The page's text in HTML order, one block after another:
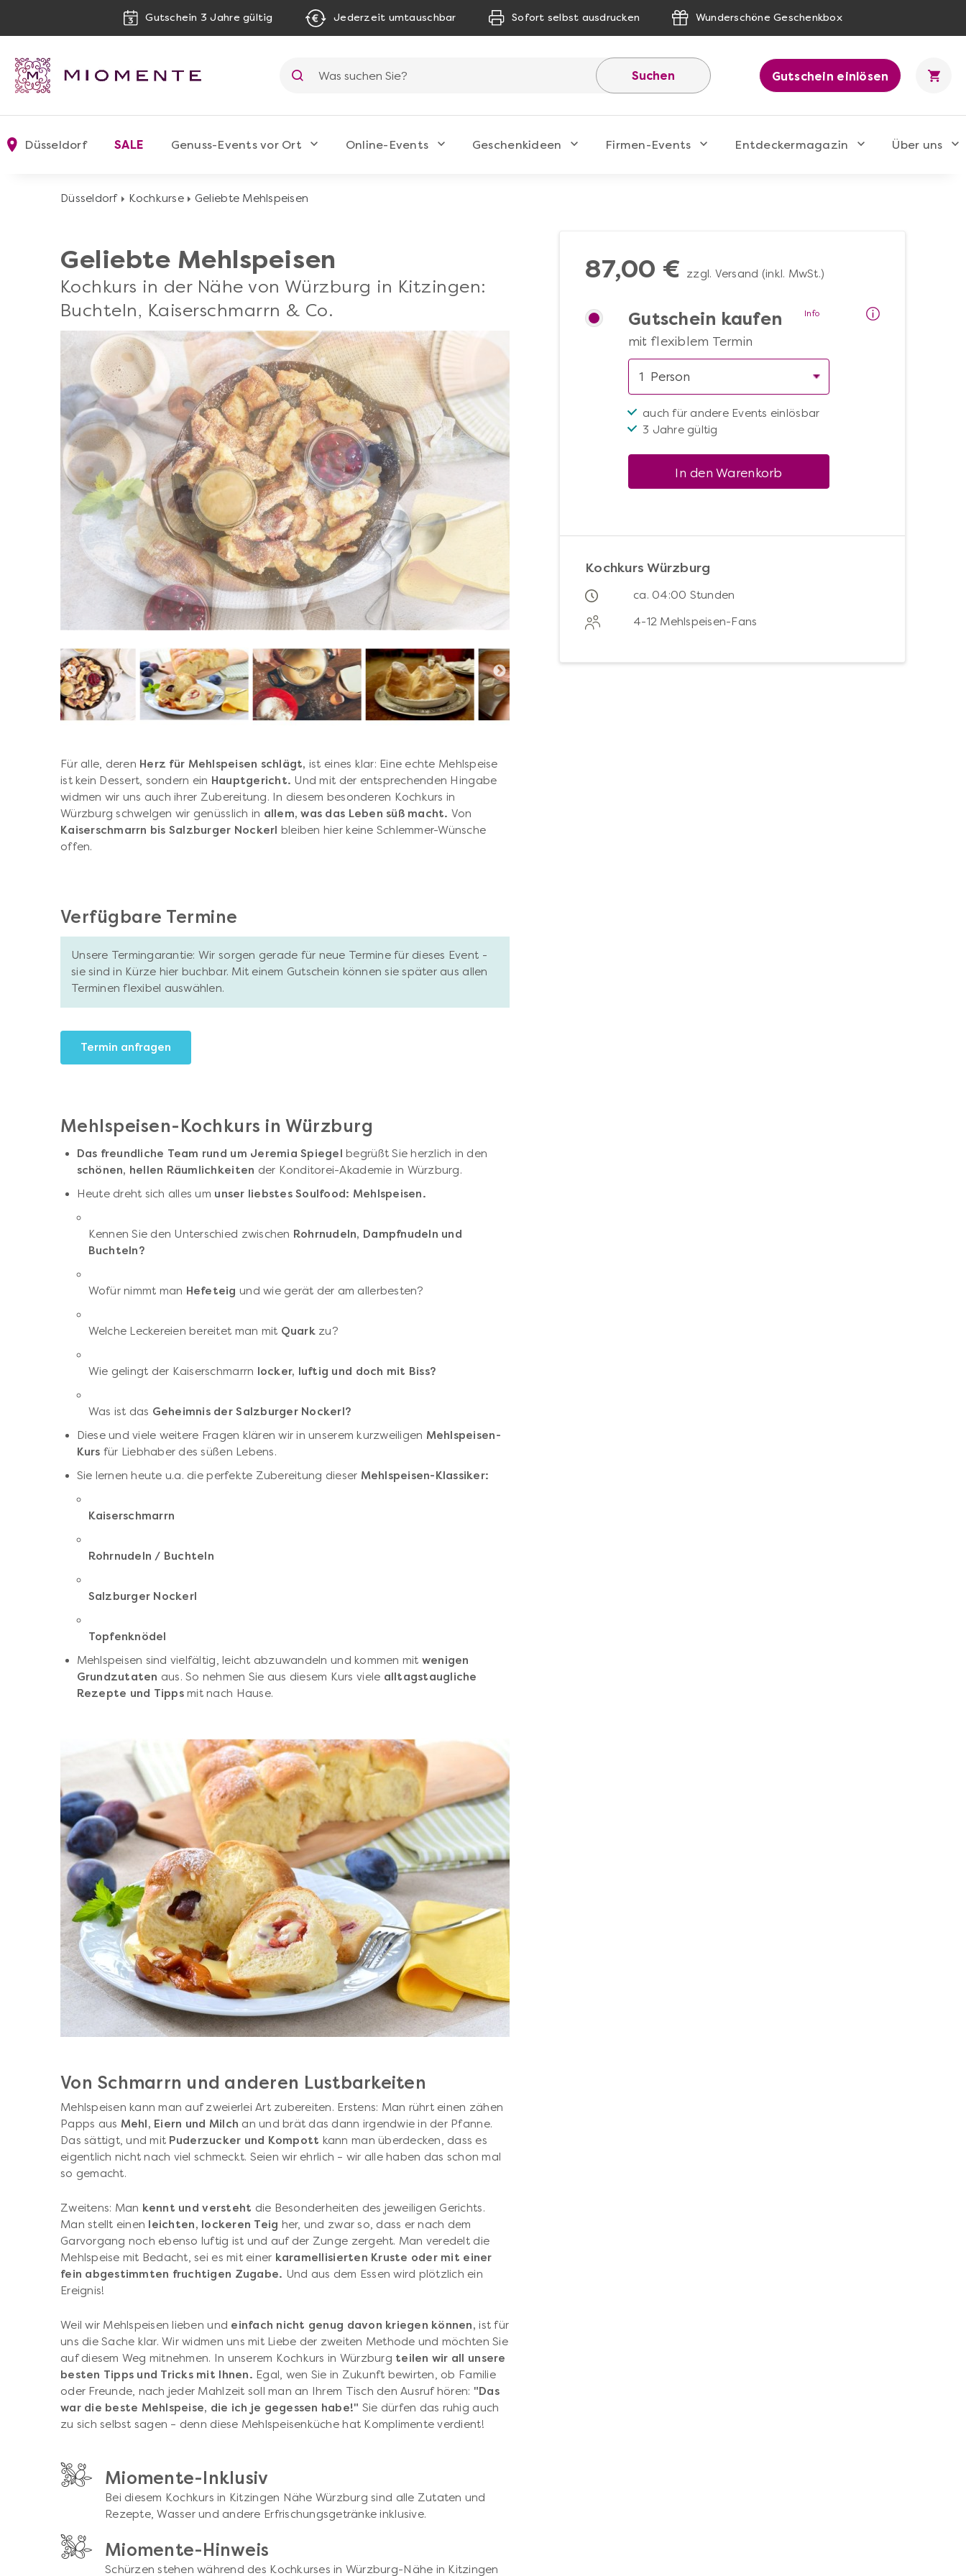
Gutschein 3 Jahre gültig Jederzeit umtauschbar Sofort selbst ausdrucken Wunderschöne Geschenkbox
Suchen Gutschein einlösen
Düsseldorf SALE Genuss-Events vor Ort Online-Events Geschenkideen Firmen-Events Entdeckermagazin Über uns
Düsseldorf Kochkurse Geliebte Mehlspeisen
Geliebte Mehlspeisen
Kochkurs in der Nähe von Würzburg in Kitzingen:
Buchteln, Kaiserschmarrn & Co.
Für alle, deren Herz für Mehlspeisen schlägt, ist eines klar: Eine echte Mehlspeise
ist kein Dessert, sondern ein Hauptgericht. Und mit der entsprechenden Hingabe
widmen wir uns auch ihrer Zubereitung. In diesem besonderen Kochkurs in
Würzburg schwelgen wir genüsslich in allem, was das Leben süß macht. Von
Kaiserschmarrn bis Salzburger Nockerl bleiben hier keine Schlemmer-Wünsche
offen.
Verfügbare Termine
Unsere Termingarantie: Wir sorgen gerade für neue Termine für dieses Event -
sie sind in Kürze hier buchbar. Mit einem Gutschein können sie später aus allen
Terminen flexibel auswählen.
Termin anfragen
Mehlspeisen-Kochkurs in Würzburg
Das freundliche Team rund um Jeremia Spiegel begrüßt Sie herzlich in den
schönen, hellen Räumlichkeiten der Konditorei-Akademie in Würzburg.
Heute dreht sich alles um unser liebstes Soulfood: Mehlspeisen.
Kennen Sie den Unterschied zwischen Rohrnudeln, Dampfnudeln und
Buchteln?
Wofür nimmt man Hefeteig und wie gerät der am allerbesten?
Welche Leckereien bereitet man mit Quarkzu?
Wie gelingt der Kaiserschmarrn locker, luftig und doch mit Biss?
Was ist das Geheimnis der Salzburger Nockerl?
Diese und viele weitere Fragen klären wir in unserem kurzweiligen Mehlspeisen-
Kurs für Liebhaber des süßen Lebens.
Sie lernen heute u.a. die perfekte Zubereitung dieser Mehlspeisen-Klassiker:
Kaiserschmarrn
Rohrnudeln / Buchteln
Salzburger Nockerl
Topfenknödel
Mehlspeisen sind vielfältig, leicht abzuwandeln und kommen mit wenigen
Grundzutaten aus. So nehmen Sie aus diesem Kurs viele alltagstaugliche
Rezepte und Tippsmit nach Hause.
Von Schmarrn und anderen Lustbarkeiten
Mehlspeisen kann man auf zweierlei Art zubereiten. Erstens: Man rührt einen zähen
Papps aus Mehl, Eiern und Milch an und brät das dann irgendwie in der Pfanne.
Das sättigt, und mit Puderzucker und Kompott kann man überdecken, dass es
eigentlich nicht nach viel schmeckt. Seien wir ehrlich – wir alle haben das schon mal
so gemacht.
Zweitens: Man kennt und versteht die Besonderheiten des jeweiligen Gerichts.
Man stellt einen leichten, lockeren Teig her, und zwar so, dass er nach dem
Garvorgang noch ebenso luftig ist und auf der Zunge zergeht. Man veredelt die
Mehlspeise mit Bedacht, sei es mit einer karamellisierten Kruste oder mit einer
fein abgestimmten fruchtigen Zugabe. Und aus dem Essen wird plötzlich ein
Ereignis!
Weil wir Mehlspeisen lieben und einfach nicht genug davon kriegen können, ist für
uns die Sache klar. Wir widmen uns mit Liebe der zweiten Methode und möchten Sie
auf diesem Weg mitnehmen. In unserem Kochkurs in Würzburg teilen wir all unsere
besten Tipps und Tricks mit Ihnen. Egal, wen Sie in Zukunft bewirten, ob Familie
oder Freunde, nach jeder Mahlzeit soll man an Ihrem Tisch den Ausruf hören: "Das
war die beste Mehlspeise, die ich je gegessen habe!" Sie dürfen das ruhig auch
zu sich selbst sagen – denn diese Mehlspeisenküche hat Komplimente verdient!
Miomente-Inklusiv
Bei diesem Kochkurs in Kitzingen Nähe Würzburg sind alle Zutaten und
Rezepte, Wasser und andere Erfrischungsgetränke inklusive.
Miomente-Hinweis
Schürzen stehen während des Kochkurses in Würzburg-Nähe in Kitzingen
87,00 € zzgl. Versand (inkl. MwSt.)
Gutschein kaufen
mit flexiblem Termin
auch für andere Events einlösbar
3 Jahre gültig
In den Warenkorb
Info
Kochkurs Würzburg
ca. 04:00 Stunden
4-12 Mehlspeisen-Fans